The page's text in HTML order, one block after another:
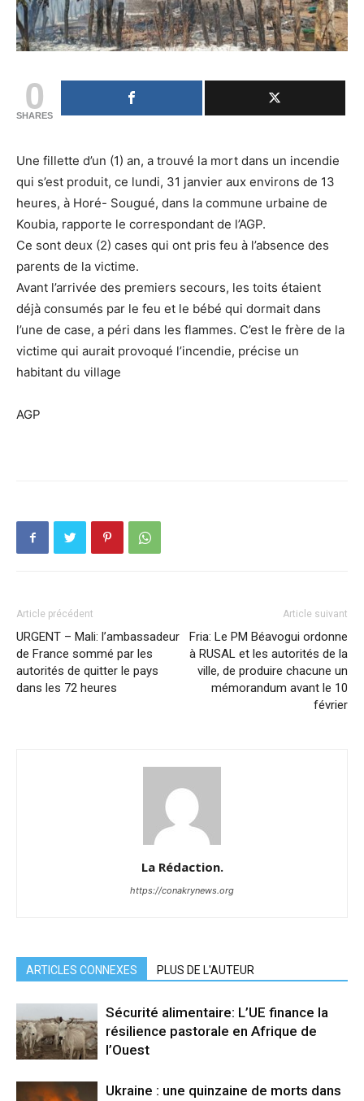
0
SHARES
Une fillette d’un (1) an, a trouvé la mort dans un incendie
qui s’est produit, ce lundi, 31 janvier aux environs de 13
heures, à Horé- Sougué, dans la commune urbaine de
Koubia, rapporte le correspondant de l’AGP.
Ce sont deux (2) cases qui ont pris feu à l’absence des
parents de la victime.
Avant l’arrivée des premiers secours, les toits étaient
déjà consumés par le feu et le bébé qui dormait dans
l’une de case, a péri dans les flammes. C’est le frère de la
victime qui aurait provoqué l’incendie, précise un
habitant du village
AGP
Article précédent
URGENT – Mali: l’ambassadeur
de France sommé par les
autorités de quitter le pays
dans les 72 heures
Article suivant
Fria: Le PM Béavogui ordonne
à RUSAL et les autorités de la
ville, de produire chacune un
mémorandum avant le 10
février
La Rédaction.
https://conakrynews.org
ARTICLES CONNEXES PLUS DE L'AUTEUR
Sécurité alimentaire: L’UE finance la
résilience pastorale en Afrique de
l’Ouest
Ukraine : une quinzaine de morts dans